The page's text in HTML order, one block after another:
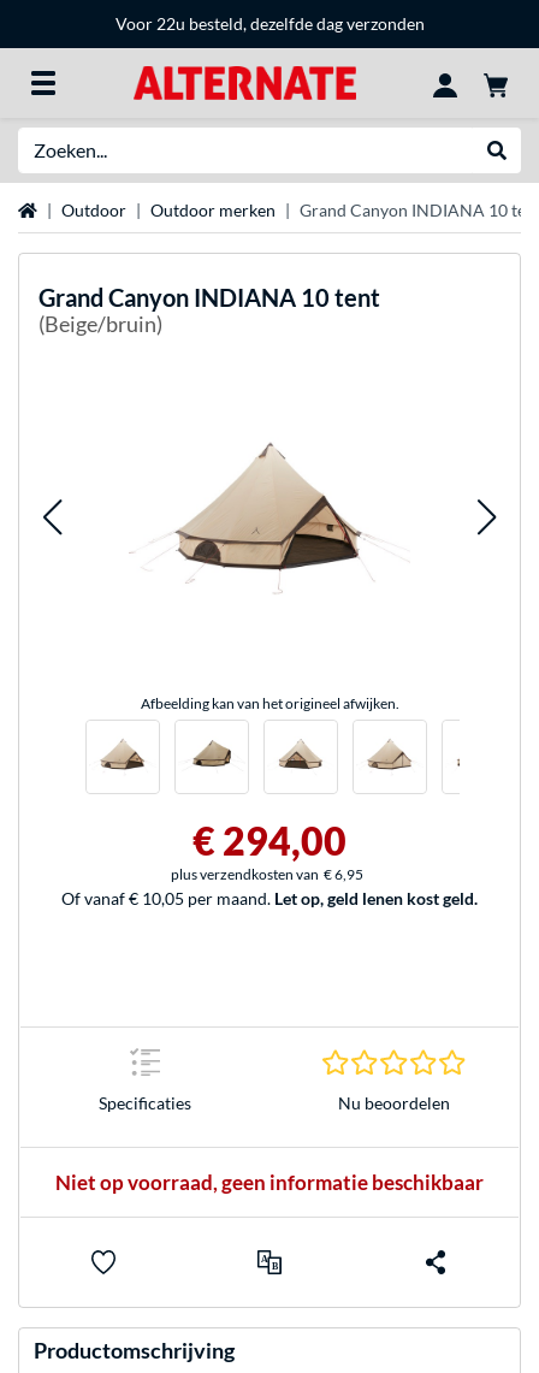
Voor 22u besteld, dezelfde dag verzonden
HomeOutdoor Outdoor merken Grand Canyon INDIANA 10
Grand Canyon INDIANA 10 tent
(Beige/bruin)
Afbeelding kan van het origineel afwijken.
€ 294,00
plus verzendkosten van € 6,95
Of vanaf € 10,05 per maand. Let op, geld lenen kost geld.
Specificaties Nu beoordelen
Niet op voorraad, geen informatie beschikbaar
Productomschrijving